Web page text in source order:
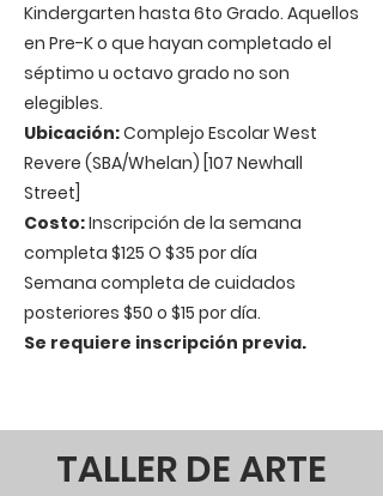
Kindergarten hasta 6to Grado. Aquellos
en Pre-K o que hayan completado el
séptimo u octavo grado no son
elegibles.
Ubicación:Complejo Escolar West
Revere (SBA/Whelan) [107 Newhall
Street]
Costo:Inscripción de la semana
completa $125 O $35 por día
Semana completa de cuidados
posteriores $50 o $15 por día.
Se requiere inscripción previa.
TALLER DE ARTE